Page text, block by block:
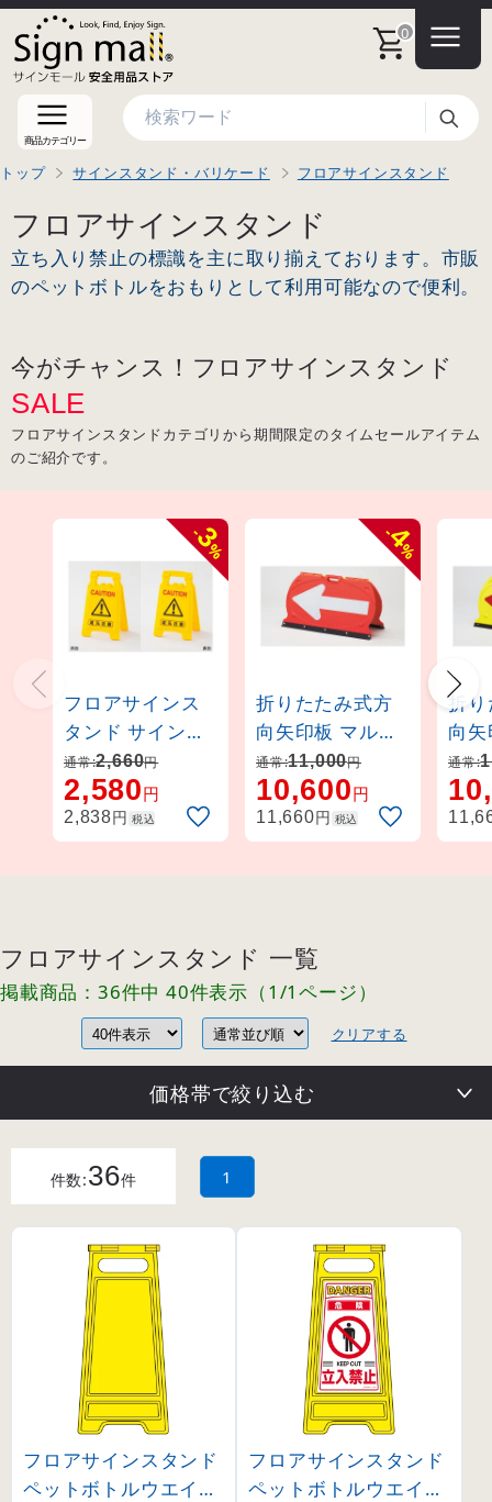
0
商品カテゴリー 検索
トップ サインスタンド・バリケード フロアサインスタンド
フロアサインスタンド
立ち入り禁止の標識を主に取り揃えております。市販
のペットボトルをおもりとして利用可能なので便利。
今がチャンス！フロアサインスタンド
SALE
フロアサインスタンドカテゴリから期間限定のタイムセールアイテム
のご紹介です。
-
3
%
フロアサインス
タンド サインボ
ードタイプ 足元
注意 (337502)
通常:2,660円
2,580円
2,838円 税込
-
4
%
折りたたみ式方
向矢印板 マルチ
フロアサイン 赤
地白反射矢印
(131205)
通常:11,000円
10,600円
11,660円 税込
折
向
フ
地
通常:
フロアサインスタンド 一覧
掲載商品：36件中 40件表示（1/1ページ）
クリアする
価格帯で絞り込む
件数:36件 1
フロアサインスタンド
ペットボトルウエイト
フロアサインスタンド
ペットボトルウエイト